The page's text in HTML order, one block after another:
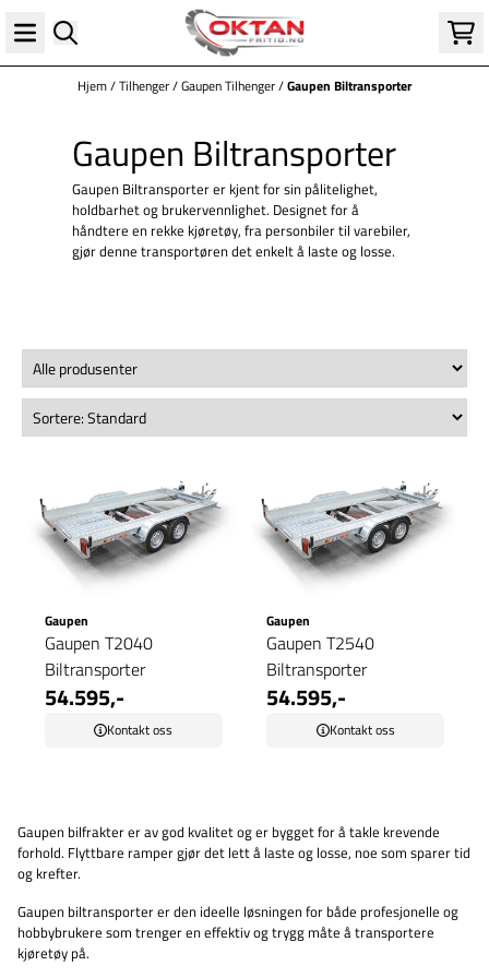
Hopp til innhold
Hjem/Tilhenger/Gaupen Tilhenger/Gaupen Biltransporter
Gaupen Biltransporter
Gaupen Biltransporter er kjent for sin pålitelighet,
holdbarhet og brukervennlighet. Designet for å
håndtere en rekke kjøretøy, fra personbiler til varebiler,
gjør denne transportøren det enkelt å laste og losse.
Gaupen
Gaupen T2040
Biltransporter
54.595,-
Kontakt oss
Gaupen
Gaupen T2540
Biltransporter
54.595,-
Kontakt oss
Gaupen bilfrakter er av god kvalitet og er bygget for å takle krevende
forhold. Flyttbare ramper gjør det lett å laste og losse, noe som sparer tid
og krefter.
Gaupen biltransporter er den ideelle løsningen for både profesjonelle og
hobbybrukere som trenger en effektiv og trygg måte å transportere
kjøretøy på.